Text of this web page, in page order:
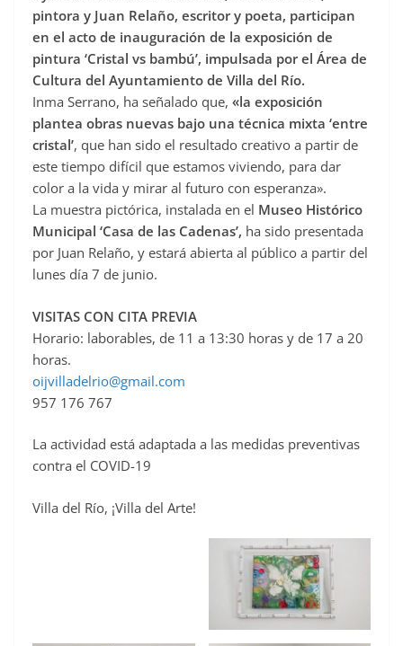
o
o
k
pintora y Juan Relaño, escritor y poeta, participan
en el acto de inauguración de la exposición de
pintura ‘Cristal vs bambú’, impulsada por el Área de
Cultura del Ayuntamiento de Villa del Río.
Inma Serrano, ha señalado que, «la exposición
plantea obras nuevas bajo una técnica mixta ‘entre
cristal’, que han sido el resultado creativo a partir de
este tiempo difícil que estamos viviendo, para dar
color a la vida y mirar al futuro con esperanza».
La muestra pictórica, instalada en el Museo Histórico
Municipal ‘Casa de las Cadenas’, ha sido presentada
por Juan Relaño, y estará abierta al público a partir del
lunes día 7 de junio.
VISITAS CON CITA PREVIA
Horario: laborables, de 11 a 13:30 horas y de 17 a 20
horas.
oijvilladelrio@gmail.com
957 176 767
La actividad está adaptada a las medidas preventivas
contra el COVID-19
Villa del Río, ¡Villa del Arte!